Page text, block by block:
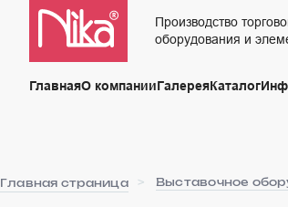
Производство
оборудования и
ГлавнаяО компанииГалереяКаталог
Главная страница Выставочное